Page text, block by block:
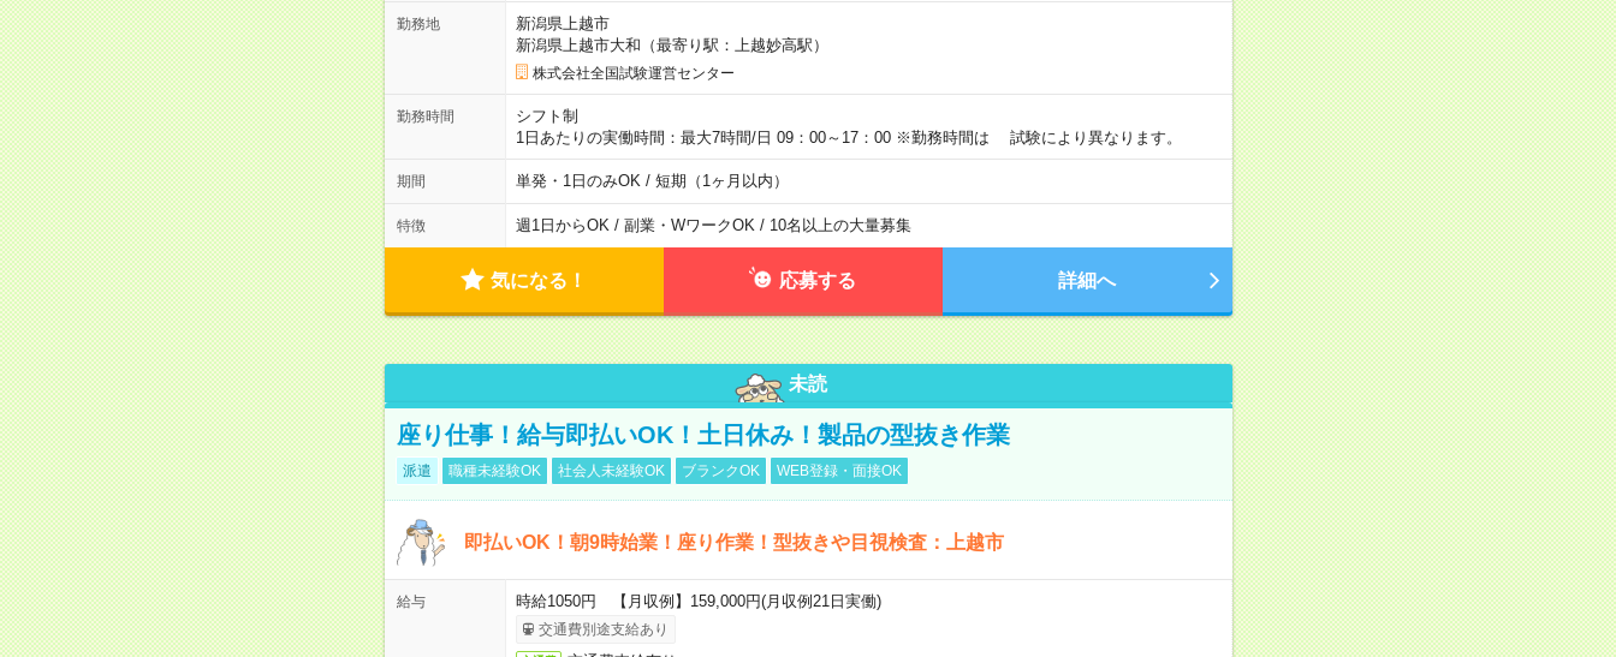
勤務地
新潟県上越市
新潟県上越市大和（最寄り駅：上越妙高駅）
株式会社全国試験運営センター
勤務時間
シフト制
1日あたりの実働時間：最大7時間/日 09：00～17：00 ※勤務時間は 試験により異なります。
期間 単発・1日のみOK / 短期（1ヶ月以内）
特徴 週1日からOK / 副業・WワークOK / 10名以上の大量募集
気になる！ 応募する 詳細へ
未読
座り仕事！給与即払いOK！土日休み！製品の型抜き作業
派遣 職種未経験OK 社会人未経験OK ブランクOK WEB登録・面接OK
即払いOK！朝9時始業！座り作業！型抜きや目視検査：上越市
給与 時給1050円 【月収例】159,000円(月収例21日実働)
交通費別途支給あり